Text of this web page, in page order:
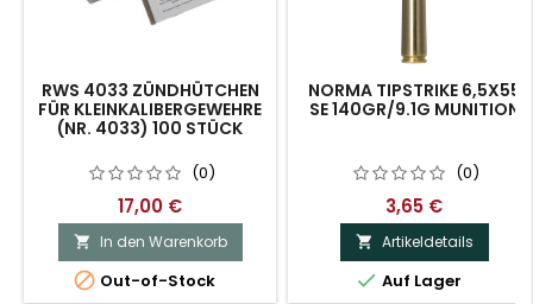
RWS 4033 ZÜNDHÜTCHEN
FÜR KLEINKALIBERGEWEHRE
(NR. 4033) 100 STÜCK
(0)
17,00 €
 In den Warenkorb
 Out-of-Stock
NORMA TIPSTRIKE 6,5X55
SE 140GR/9.1G MUNITION
(0)
3,65 €
 Artikeldetails
 Auf Lager